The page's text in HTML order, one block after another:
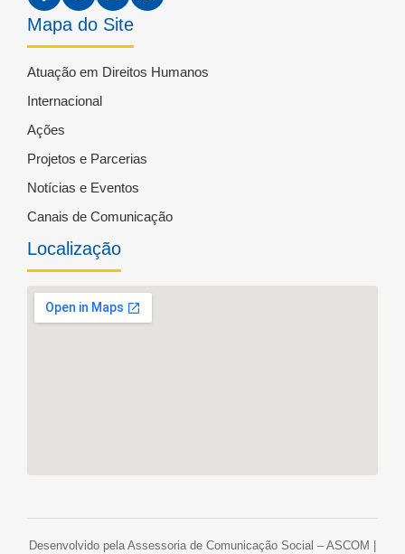
Mapa do Site
Atuação em Direitos Humanos
Internacional
Ações
Projetos e Parcerias
Notícias e Eventos
Canais de Comunicação
Localização
Desenvolvido pela Assessoria de Comunicação Social – ASCOM |